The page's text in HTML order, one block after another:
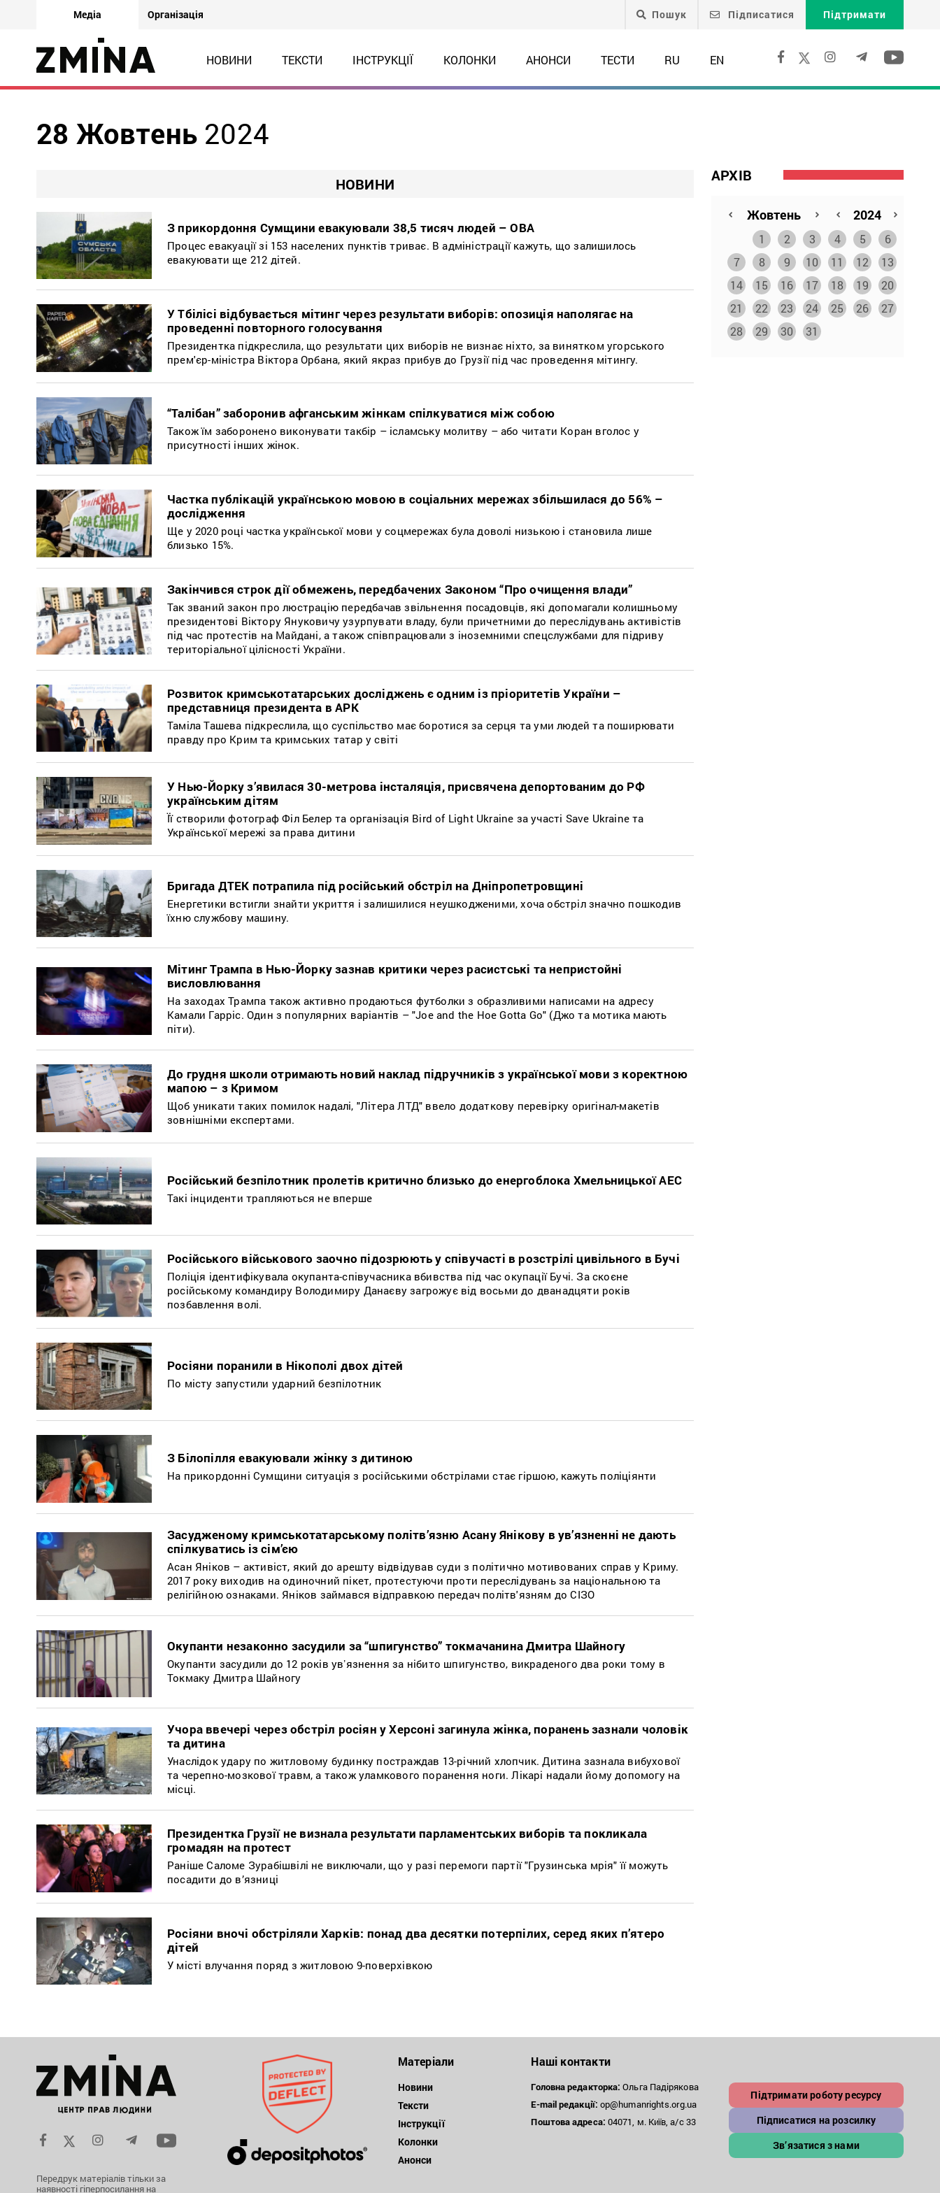
Медіа Організація Пошук Підписатися Підтримати
НОВИНИ ТЕКСТИ ІНСТРУКЦІЇ КОЛОНКИ АНОНСИ ТЕСТИ RU EN
28 Жовтень 2024
НОВИНИ
З прикордоння Сумщини евакуювали 38,5 тисяч людей – ОВА
Процес евакуації зі 153 населених пунктів триває. В адміністрації кажуть, що залишилось
евакуювати ще 212 дітей.
У Тбілісі відбувається мітинг через результати виборів: опозиція наполягає на
проведенні повторного голосування
Президентка підкреслила, що результати цих виборів не визнає ніхто, за винятком угорського
прем'єр-міністра Віктора Орбана, який якраз прибув до Грузії під час проведення мітингу.
“Талібан” заборонив афганським жінкам спілкуватися між собою
Також їм заборонено виконувати такбір – ісламську молитву – або читати Коран вголос у
присутності інших жінок.
Частка публікацій українською мовою в соціальних мережах збільшилася до 56% –
дослідження
Ще у 2020 році частка української мови у соцмережах була доволі низькою і становила лише
близько 15%.
Закінчився строк дії обмежень, передбачених Законом “Про очищення влади”
Так званий закон про люстрацію передбачав звільнення посадовців, які допомагали колишньому
президентові Віктору Януковичу узурпувати владу, були причетними до переслідувань активістів
під час протестів на Майдані, а також співпрацювали з іноземними спецслужбами для підриву
територіальної цілісності України.
Розвиток кримськотатарських досліджень є одним із пріоритетів України –
представниця президента в АРК
Таміла Ташева підкреслила, що суспільство має боротися за серця та уми людей та поширювати
правду про Крим та кримських татар у світі
У Нью-Йорку з’явилася 30-метрова інсталяція, присвячена депортованим до РФ
українським дітям
Її створили фотограф Філ Белер та організація Bird of Light Ukraine за участі Save Ukraine та
Української мережі за права дитини
Бригада ДТЕК потрапила під російський обстріл на Дніпропетровщині
Енергетики встигли знайти укриття і залишилися неушкодженими, хоча обстріл значно пошкодив
їхню службову машину.
Мітинг Трампа в Нью-Йорку зазнав критики через расистські та непристойні
висловлювання
На заходах Трампа також активно продаються футболки з образливими написами на адресу
Камали Гарріс. Один з популярних варіантів – "Joe and the Hoe Gotta Go" (Джо та мотика мають
піти).
До грудня школи отримають новий наклад підручників з української мови з коректною
мапою – з Кримом
Щоб уникати таких помилок надалі, "Літера ЛТД" ввело додаткову перевірку оригінал-макетів
зовнішніми експертами.
Російський безпілотник пролетів критично близько до енергоблока Хмельницької АЕС
Такі інциденти трапляються не вперше
Російського військового заочно підозрюють у співучасті в розстрілі цивільного в Бучі
Поліція ідентифікувала окупанта-співучасника вбивства під час окупації Бучі. За скоєне
російському командиру Володимиру Данаєву загрожує від восьми до дванадцяти років
позбавлення волі.
Росіяни поранили в Нікополі двох дітей
По місту запустили ударний безпілотник
З Білопілля евакуювали жінку з дитиною
На прикордонні Сумщини ситуація з російськими обстрілами стає гіршою, кажуть поліціянти
Засудженому кримськотатарському політв’язню Асану Янікову в ув’язненні не дають
спілкуватись із сім’єю
Асан Яніков – активіст, який до арешту відвідував суди з політично мотивованих справ у Криму.
2017 року виходив на одиночний пікет, протестуючи проти переслідувань за національною та
релігійною ознаками. Яніков займався відправкою передач політв'язням до СІЗО
Окупанти незаконно засудили за “шпигунство” токмачанина Дмитра Шайногу
Окупанти засудили до 12 років увʼязнення за нібито шпигунство, викраденого два роки тому в
Токмаку Дмитра Шайногу
Учора ввечері через обстріл росіян у Херсоні загинула жінка, поранень зазнали чоловік
та дитина
Унаслідок удару по житловому будинку постраждав 13-річний хлопчик. Дитина зазнала вибухової
та черепно-мозкової травм, а також уламкового поранення ноги. Лікарі надали йому допомогу на
місці.
Президентка Грузії не визнала результати парламентських виборів та покликала
громадян на протест
Раніше Саломе Зурабішвілі не виключали, що у разі перемоги партії "Грузинська мрія" її можуть
посадити до в’язниці
Росіяни вночі обстріляли Харків: понад два десятки потерпілих, серед яких п’ятеро
дітей
У місті влучання поряд з житловою 9-поверхівкою
АРХІВ
1 2 3 4 5
6
7
8 9 10 11 12
13
14
15 16 17 18 19
20
21
22 23 24 25 26
27
28
29 30 31
Передрук матеріалів тільки за
наявності гіперпосилання на
Матеріали
Новини
Тексти
Інструкції
Колонки
Анонси
Наші контакти
Головна редакторка: Ольга Падірякова
E-mail редакції: op@humanrights.org.ua
Поштоваадреса: 04071, м. Київ, а/с 33
Підтримати роботу ресурсу
Підписатися на розсилку
Зв’язатися з нами